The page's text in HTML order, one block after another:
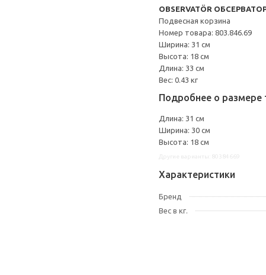
OBSERVATÖR
Подвесная корзина
Номер товара: 803.846.69
Ширина: 31 см
Высота: 18 см
Длина: 33 см
Вес: 0.43 кг
Подробнее о размере
Длина: 31 см
Ширина: 30 см
Высота: 18 см
Характеристики
Бренд
Вес в кг.